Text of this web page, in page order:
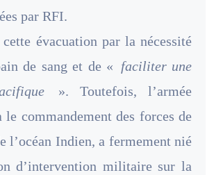
par RFI.
évacuation par la nécessité
de sang et de « faciliter une
». Toutefois, l’armée
le commandement des forces de
l’océan Indien, a fermement nié
d’intervention militaire sur la